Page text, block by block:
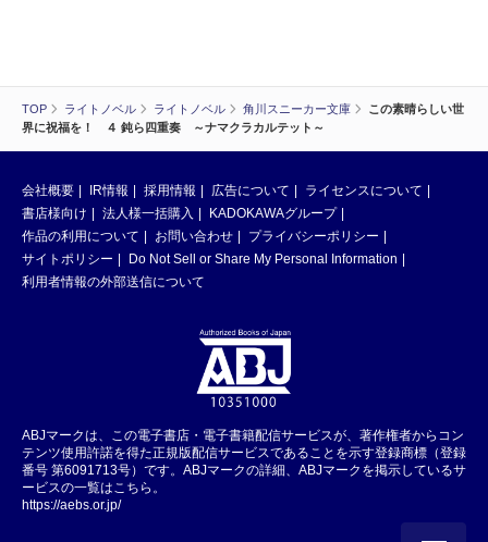
TOP ライトノベル ライトノベル 角川スニーカー文庫
この素晴らしい世
界に祝福を！ ４ 鈍ら四重奏 ～ナマクラカルテット～
会社概要 IR情報 採用情報 広告について
ライセンスについて
書店様向け
法人様一括購入
KADOKAWAグループ
作品の利用について
お問い合わせ
プライバシーポリシー
サイトポリシー
Do Not Sell or Share My Personal Information
利用者情報の外部送信について
ABJマークは、この電子書店・電子書籍配信サービスが、著作権者からコン
テンツ使用許諾を得た正規版配信サービスであることを示す登録商標（登録
番号 第6091713号）です。ABJマークの詳細、ABJマークを掲示しているサ
ービスの一覧はこちら。
https://aebs.or.jp/